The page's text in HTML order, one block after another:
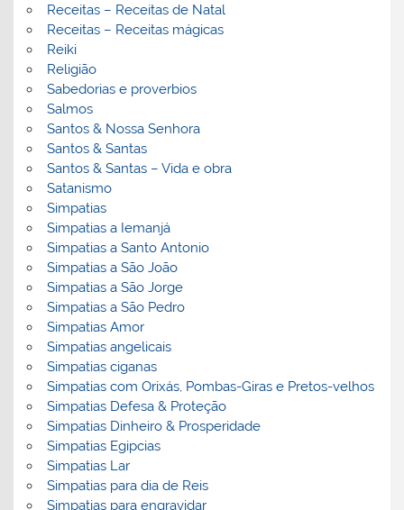
Receitas – Receitas de Natal
Receitas – Receitas mágicas
Reiki
Religião
Sabedorias e proverbios
Salmos
Santos & Nossa Senhora
Santos & Santas
Santos & Santas – Vida e obra
Satanismo
Simpatias
Simpatias a Iemanjá
Simpatias a Santo Antonio
Simpatias a São João
Simpatias a São Jorge
Simpatias a São Pedro
Simpatias Amor
Simpatias angelicais
Simpatias ciganas
Simpatias com Orixás, Pombas-Giras e Pretos-velhos
Simpatias Defesa & Proteção
Simpatias Dinheiro & Prosperidade
Simpatias Egipcias
Simpatias Lar
Simpatias para dia de Reis
Simpatias para engravidar